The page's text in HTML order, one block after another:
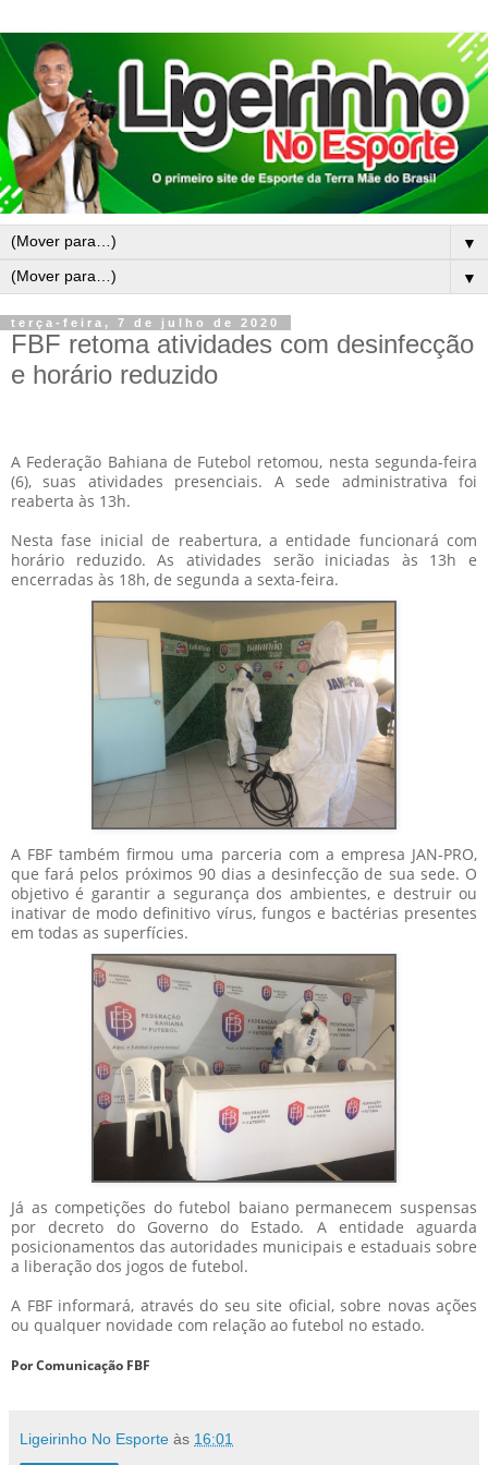
▼
▼
terça-feira, 7 de julho de 2020
FBF retoma atividades com desinfecção
e horário reduzido
A Federação Bahiana de Futebol retomou, nesta segunda-feira
(6), suas atividades presenciais. A sede administrativa foi
reaberta às 13h.
Nesta fase inicial de reabertura, a entidade funcionará com
horário reduzido. As atividades serão iniciadas às 13h e
encerradas às 18h, de segunda a sexta-feira.
A FBF também firmou uma parceria com a empresa JAN-PRO,
que fará pelos próximos 90 dias a desinfecção de sua sede. O
objetivo é garantir a segurança dos ambientes, e destruir ou
inativar de modo definitivo vírus, fungos e bactérias presentes
em todas as superfícies.
Já as competições do futebol baiano permanecem suspensas
por decreto do Governo do Estado. A entidade aguarda
posicionamentos das autoridades municipais e estaduais sobre
a liberação dos jogos de futebol.
A FBF informará, através do seu site oficial, sobre novas ações
ou qualquer novidade com relação ao futebol no estado.
Por Comunicação FBF
Ligeirinho No Esporte às 16:01